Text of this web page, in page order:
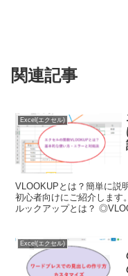
関連記事
Excel(エクセル)
VLOOKUPとは？簡単に説
初心者向けにご紹介しま
ルックアップとは？
Excel(エクセル)